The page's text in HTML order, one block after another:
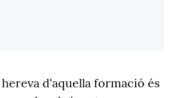
d'aquella formació és